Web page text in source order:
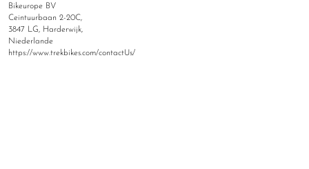
Bikeurope BV
Ceintuurbaan 2-20C,
3847 LG, Harderwijk,
Niederlande
https://www.trekbikes.com/contactUs/